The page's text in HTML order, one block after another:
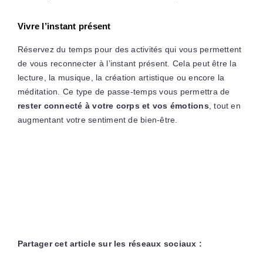
Vivre l’instant présent
Réservez du temps pour des activités qui vous permettent
de vous reconnecter à l’instant présent. Cela peut être la
lecture, la musique, la création artistique ou encore la
méditation. Ce type de passe-temps vous permettra de
rester connecté à votre corps et vos émotions , tout en
augmentant votre sentiment de bien-être.
Partager cet article sur les réseaux sociaux :